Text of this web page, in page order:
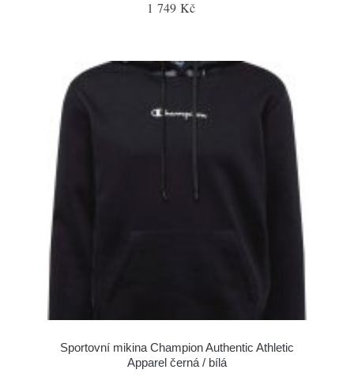
1 749 Kč
Sportovní mikina Champion Authentic Athletic
Apparel černá / bílá